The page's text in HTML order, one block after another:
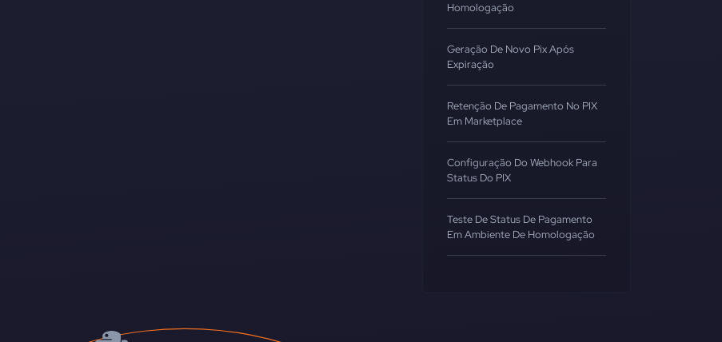
Homologação
Geração De Novo Pix Após
Expiração
Retenção De Pagamento No PIX
Em Marketplace
Configuração Do Webhook Para
Status Do PIX
Teste De Status De Pagamento
Em Ambiente De Homologação